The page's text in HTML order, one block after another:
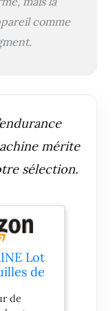
comme
mérite
sélection.
Lot
de
de